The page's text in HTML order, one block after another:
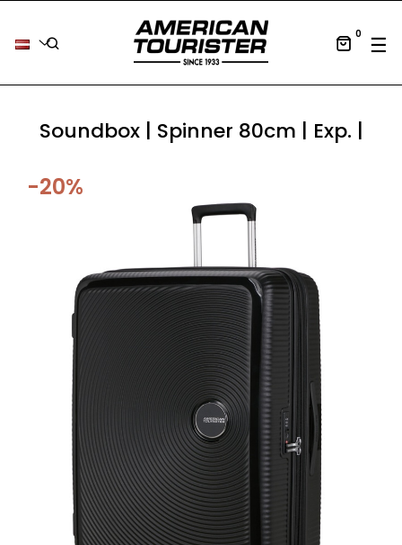
0 ☰
Soundbox | Spinner 80cm | Exp. |
-20%